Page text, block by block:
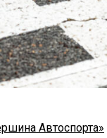
Автоспорта»